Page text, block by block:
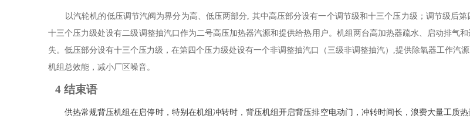
以汽轮机的低压调节汽阀为界分为高、低压两部分
其中高压部分设有一个调节级和十三个压力级；调节级后
十三个压力级处设有二级调整抽汽口作为二号高压加热器汽源和提供给热用户。机组两台高加热器疏水、启动排气
失。低压部分设有十三个压力级，在第四个压力级处设有一个非调整抽汽口（三级非调整抽汽）
提供除氧器工作汽
机组总效能，减小厂区噪音。
4 结束语
供热常规背压机组在启停时，特别在机组冲转时，背压机组开启背压排空电动门，冲转时间长，浪费大量工质